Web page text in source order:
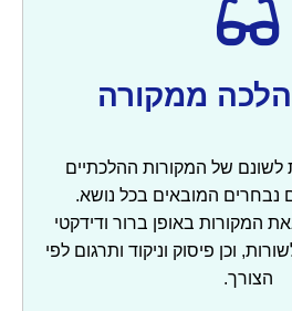
ממקורה
של המקורות ההלכתיים
נבחרים המובאים בכל נושא.
המקורות באופן ברור ודידקטי
וכן פיסוק וניקוד ותרגום לפי
הצורך.